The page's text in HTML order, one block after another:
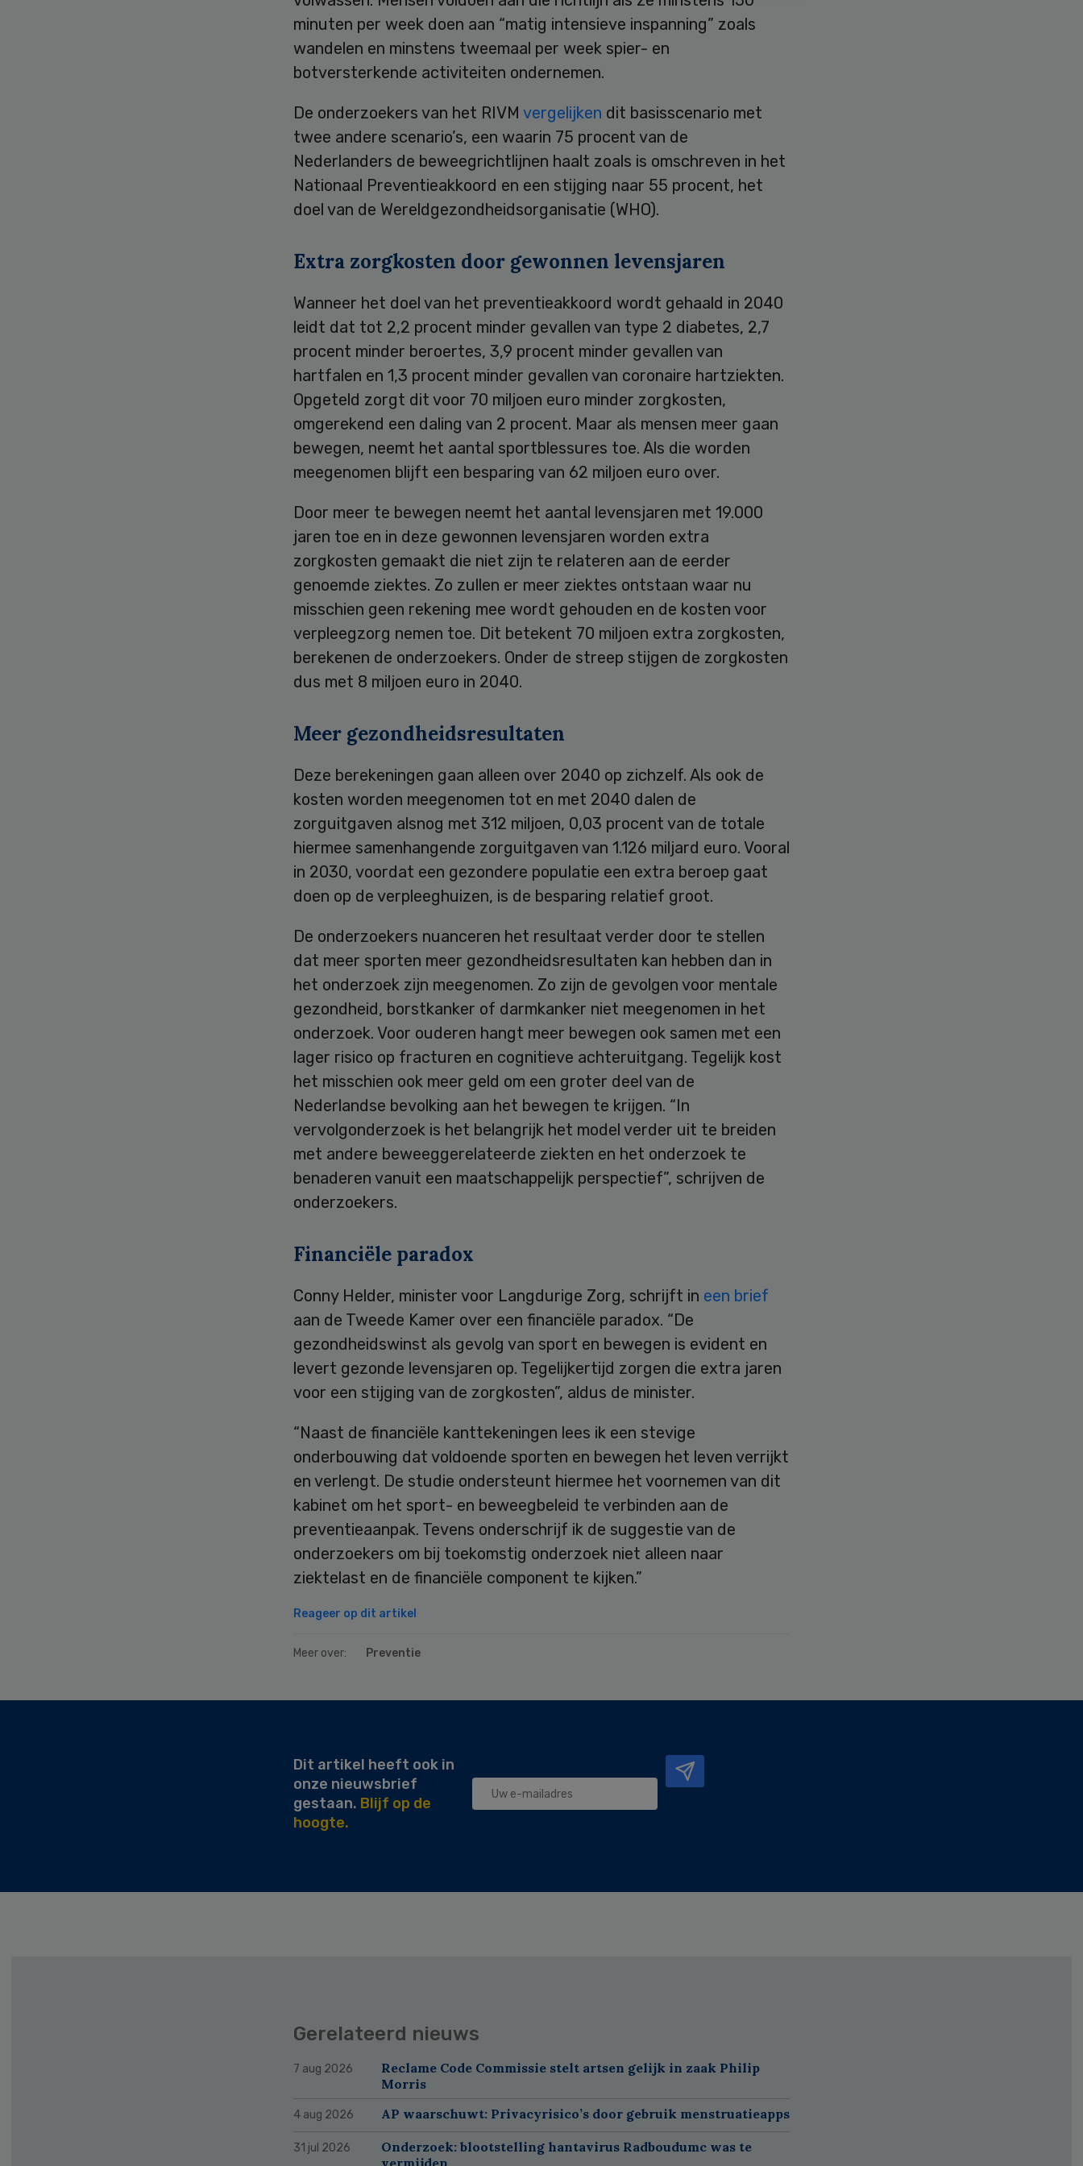
minuten per week doen aan “matig intensieve inspanning” zoals
wandelen en minstens tweemaal per week spier- en
botversterkende activiteiten ondernemen.
De onderzoekers van het RIVM vergelijken dit basisscenario met
twee andere scenario’s, een waarin 75 procent van de
Nederlanders de beweegrichtlijnen haalt zoals is omschreven in het
Nationaal Preventieakkoord en een stijging naar 55 procent, het
doel van de Wereldgezondheidsorganisatie (WHO).
Extra zorgkosten door gewonnen levensjaren
Wanneer het doel van het preventieakkoord wordt gehaald in 2040
leidt dat tot 2,2 procent minder gevallen van type 2 diabetes, 2,7
procent minder beroertes, 3,9 procent minder gevallen van
hartfalen en 1,3 procent minder gevallen van coronaire hartziekten.
Opgeteld zorgt dit voor 70 miljoen euro minder zorgkosten,
omgerekend een daling van 2 procent. Maar als mensen meer gaan
bewegen, neemt het aantal sportblessures toe. Als die worden
meegenomen blijft een besparing van 62 miljoen euro over.
Door meer te bewegen neemt het aantal levensjaren met 19.000
jaren toe en in deze gewonnen levensjaren worden extra
zorgkosten gemaakt die niet zijn te relateren aan de eerder
genoemde ziektes. Zo zullen er meer ziektes ontstaan waar nu
misschien geen rekening mee wordt gehouden en de kosten voor
verpleegzorg nemen toe. Dit betekent 70 miljoen extra zorgkosten,
berekenen de onderzoekers. Onder de streep stijgen de zorgkosten
dus met 8 miljoen euro in 2040.
Meer gezondheidsresultaten
Deze berekeningen gaan alleen over 2040 op zichzelf. Als ook de
kosten worden meegenomen tot en met 2040 dalen de
zorguitgaven alsnog met 312 miljoen, 0,03 procent van de totale
hiermee samenhangende zorguitgaven van 1.126 miljard euro. Vooral
in 2030, voordat een gezondere populatie een extra beroep gaat
doen op de verpleeghuizen, is de besparing relatief groot.
De onderzoekers nuanceren het resultaat verder door te stellen
dat meer sporten meer gezondheidsresultaten kan hebben dan in
het onderzoek zijn meegenomen. Zo zijn de gevolgen voor mentale
gezondheid, borstkanker of darmkanker niet meegenomen in het
onderzoek. Voor ouderen hangt meer bewegen ook samen met een
lager risico op fracturen en cognitieve achteruitgang. Tegelijk kost
het misschien ook meer geld om een groter deel van de
Nederlandse bevolking aan het bewegen te krijgen. “In
vervolgonderzoek is het belangrijk het model verder uit te breiden
met andere beweeggerelateerde ziekten en het onderzoek te
benaderen vanuit een maatschappelijk perspectief”, schrijven de
onderzoekers.
Financiële paradox
Conny Helder, minister voor Langdurige Zorg, schrijft in een brief
aan de Tweede Kamer over een financiële paradox. “De
gezondheidswinst als gevolg van sport en bewegen is evident en
levert gezonde levensjaren op. Tegelijkertijd zorgen die extra jaren
voor een stijging van de zorgkosten”, aldus de minister.
“Naast de financiële kanttekeningen lees ik een stevige
onderbouwing dat voldoende sporten en bewegen het leven verrijkt
en verlengt. De studie ondersteunt hiermee het voornemen van dit
kabinet om het sport- en beweegbeleid te verbinden aan de
preventieaanpak. Tevens onderschrijf ik de suggestie van de
onderzoekers om bij toekomstig onderzoek niet alleen naar
ziektelast en de financiële component te kijken.”
Reageer op dit artikel
Meer over: Preventie
Secondary
Dit artikel heeft ook in
onze nieuwsbrief
gestaan. Blijf op de
hoogte.
Gerelateerd nieuws
7 aug 2026
Reclame Code Commissie stelt artsen gelijk in zaak Philip
Morris
4 aug 2026 AP waarschuwt: Privacyrisico’s door gebruik menstruatieapps
31 jul 2026
Onderzoek: blootstelling hantavirus Radboudumc was te
vermijden